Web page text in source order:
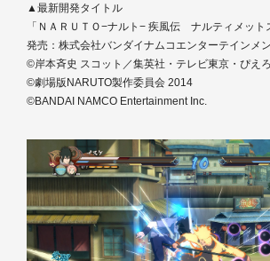
▲最新開発タイトル
「ＮＡＲＵＴＯ−ナルト− 疾風伝 ナルティメット
発売：株式会社バンダイナムコエンターテインメ
©岸本斉史 スコット／集英社・テレビ東京・ぴえろ
©劇場版NARUTO製作委員会 2014
©BANDAI NAMCO Entertainment Inc.